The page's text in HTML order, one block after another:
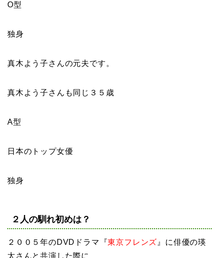
O型
独身
真木よう子さんの元夫です。
真木よう子さんも同じ３５歳
A型
日本のトップ女優
独身
２人の馴れ初めは？
２００５年のDVDドラマ『東京フレンズ 』に俳優の瑛
太さんと共演した際に